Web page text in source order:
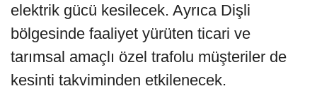
elektrik gücü kesilecek. Ayrıca Dişli
bölgesinde faaliyet yürüten ticari ve
tarımsal amaçlı özel trafolu müşteriler de
kesinti takviminden etkilenecek.